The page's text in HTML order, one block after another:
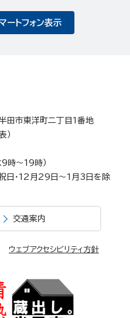
ートフォン表示
市東洋町二丁目1番地
）
時～19時）
日・12月29日～1月3日を除
交通案内
ウェブアクセシビリティ方針